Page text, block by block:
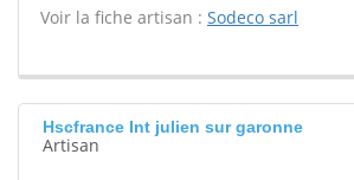
Voir la fiche artisan : Sodeco sarl
Hscfrance Int julien sur garonne
Artisan